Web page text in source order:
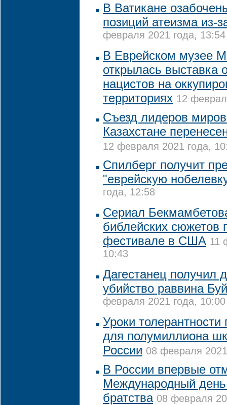
В Ватикане
позиций атеизма из-
февраля 2021 года, 13:54
В Еврейском музее
открылась выставка
нацистов на
территориях 12
Съезд лидеров
Казахстане
12 февраля 2021 года,
Спилберг получит
"еврейскую
года, 12:58
Сериал
библейских сюжетов
фестивале в США 11
10:43
Дагестанец получил
убийство раввина
февраля 2021 года, 10:00
Уроки
для полумиллиона
России 08 февраля
В России впервые
Международный день
братства 08 февраля